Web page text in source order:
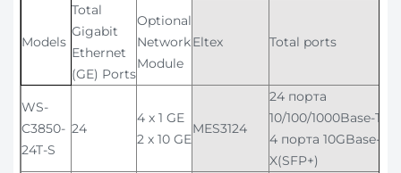
Models
Total
Gigabit
Ethernet
(GE) Ports
Optional
Network
Module
Eltex Total ports
WS-
C3850-
24T-S
24
4 x 1 GE
2 x 10 GE
MES3124
24 порта
10/100/1000Base-T,
4 порта 10GBase-
X(SFP+)